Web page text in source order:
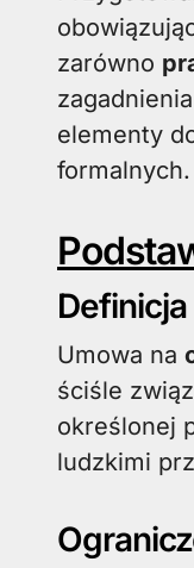
zarówno
elementy
formalnych.
Umowa na
ściśle
określonej
ludzkimi